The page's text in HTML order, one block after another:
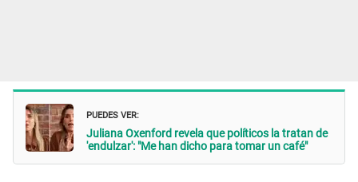
PUEDES VER:
Juliana Oxenford revela que políticos la tratan de
'endulzar': "Me han dicho para tomar un café"